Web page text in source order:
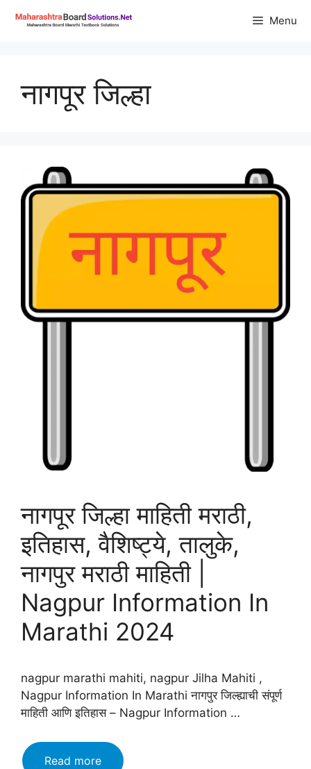
Menu
नागपूर जिल्हा
नागपूर जिल्हा माहिती मराठी,
इतिहास, वैशिष्ट्ये, तालुके,
नागपुर मराठी माहिती |
Nagpur Information In
Marathi 2024
nagpur marathi mahiti, nagpur Jilha Mahiti ,
Nagpur Information In Marathi नागपुर जिल्ह्याची संपूर्ण
माहिती आणि इतिहास – Nagpur Information …
Read moreनागपूर